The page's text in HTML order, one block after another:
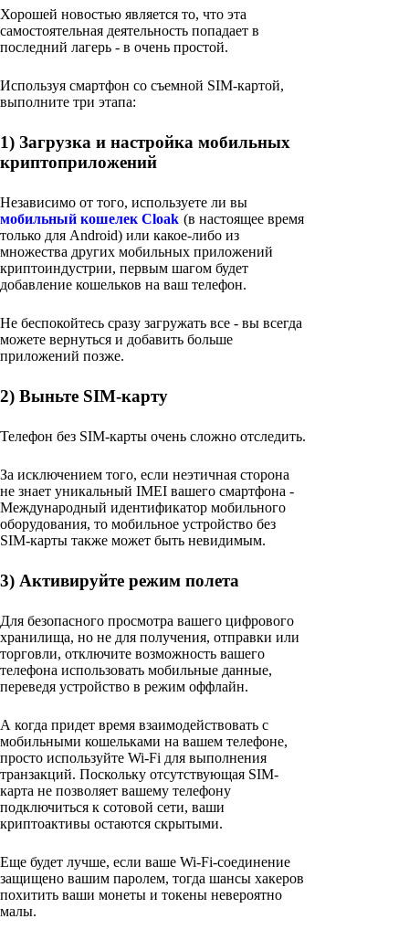
Хорошей новостью является то, что эта
самостоятельная деятельность попадает в
последний лагерь - в очень простой.
Используя смартфон со съемной SIM-картой,
выполните три этапа:
1) Загрузка и настройка мобильных
криптоприложений
Независимо от того, используете ли вы
мобильный кошелек Cloak (в настоящее время
только для Android) или какое-либо из
множества других мобильных приложений
криптоиндустрии, первым шагом будет
добавление кошельков на ваш телефон.
Не беспокойтесь сразу загружать все - вы всегда
можете вернуться и добавить больше
приложений позже.
2) Выньте SIM-карту
Телефон без SIM-карты очень сложно отследить.
За исключением того, если неэтичная сторона
не знает уникальный IMEI вашего смартфона -
Международный идентификатор мобильного
оборудования, то мобильное устройство без
SIM-карты также может быть невидимым.
3) Активируйте режим полета
Для безопасного просмотра вашего цифрового
хранилища, но не для получения, отправки или
торговли, отключите возможность вашего
телефона использовать мобильные данные,
переведя устройство в режим оффлайн.
А когда придет время взаимодействовать с
мобильными кошельками на вашем телефоне,
просто используйте Wi-Fi для выполнения
транзакций. Поскольку отсутствующая SIM-
карта не позволяет вашему телефону
подключиться к сотовой сети, ваши
криптоактивы остаются скрытыми.
Еще будет лучше, если ваше Wi-Fi-соединение
защищено вашим паролем, тогда шансы хакеров
похитить ваши монеты и токены невероятно
малы.